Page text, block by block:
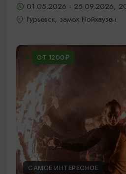
01.05.2026 - 25.09.2026,
Гурьевск, замок Нойхаузен
ОТ 1200₽
САМОЕ ИНТЕРЕСНОЕ